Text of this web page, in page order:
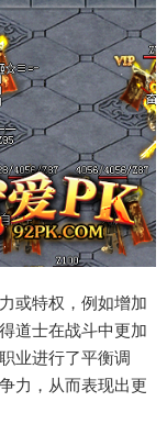
或特权，例如增加
道士在战斗中更加
业进行了平衡调
力，从而表现出更